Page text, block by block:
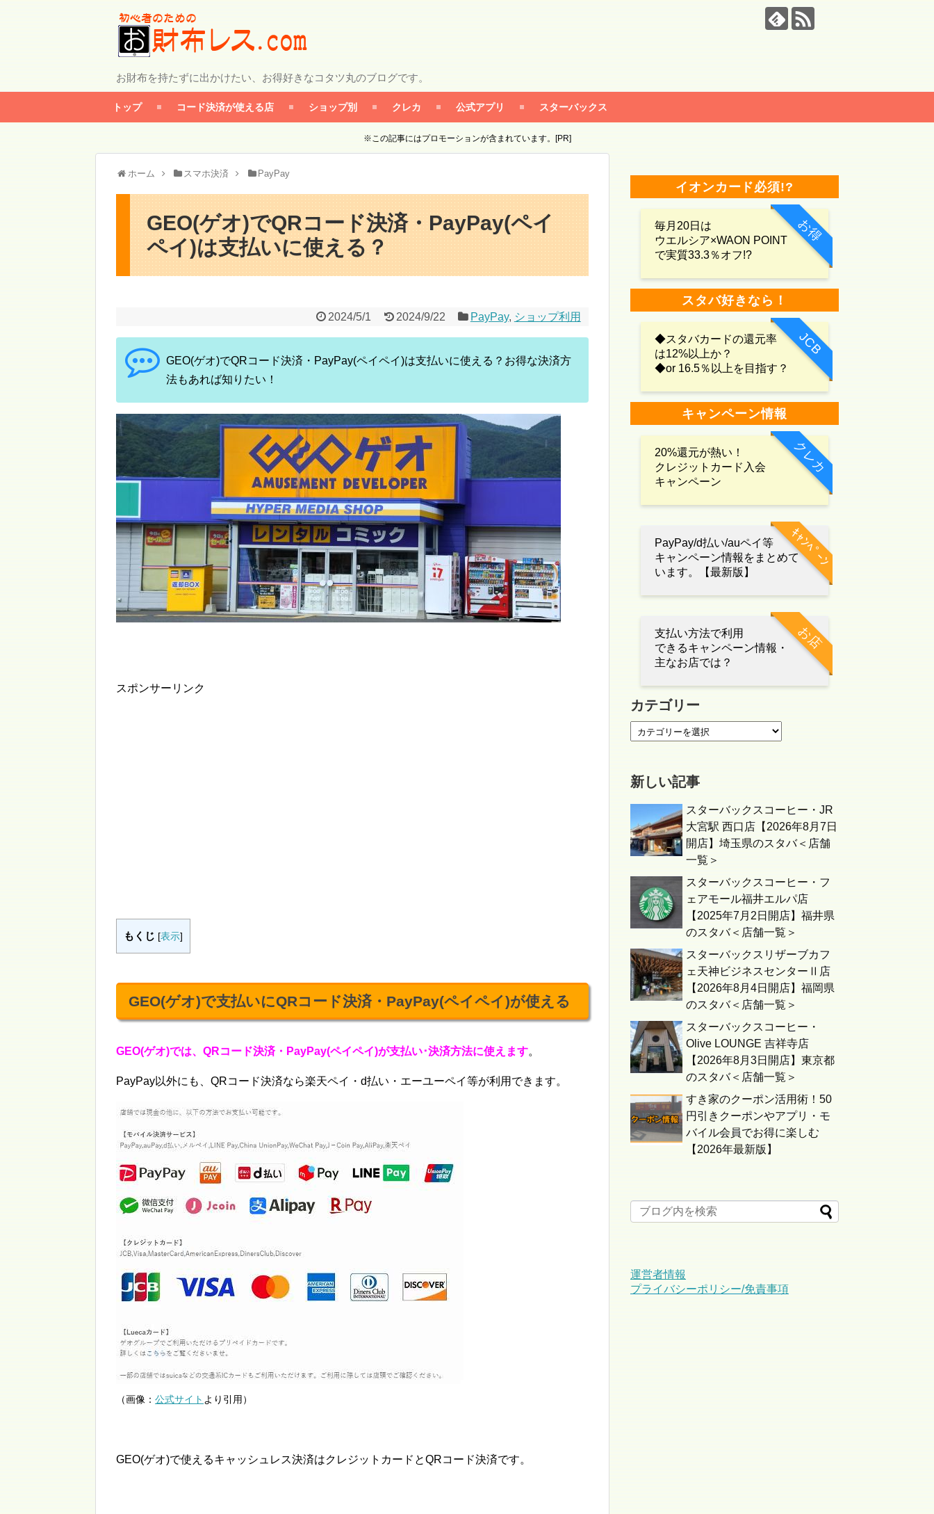
お財布を持たずに出かけたい、お得好きなコタツ丸のブログです。
トップ コード決済が使える店 ショップ別 クレカ 公式アプリ スターバックス
※この記事にはプロモーションが含まれています。[PR]
ホーム スマホ決済 PayPay
GEO(ゲオ)でQRコード決済・PayPay(ペイ
ペイ)は支払いに使える？
2024/5/1 2024/9/22 PayPay, ショップ利用
GEO(ゲオ)でQRコード決済・PayPay(ペイペイ)は支払いに使える？お得な決済方
法もあれば知りたい！
スポンサーリンク
もくじ [表示]
GEO(ゲオ)で支払いにQRコード決済・PayPay(ペイペイ)が使える
GEO(ゲオ)では、QRコード決済・PayPay(ペイペイ)が支払い･決済方法に使えます。
PayPay以外にも、QRコード決済なら楽天ペイ・d払い・エーユーペイ等が利用できます。
（画像： 公式サイト より引用）
GEO(ゲオ)で使えるキャッシュレス決済はクレジットカードとQRコード決済です。
イオンカード必須!?
お得
毎月20日は
ウエルシア×WAON POINT
で実質33.3％オフ!?
スタバ好きなら！
JCB
◆スタバカードの還元率
は12%以上か？
◆or 16.5％以上を目指す？
キャンペーン情報
クレカ
20%還元が熱い！
クレジットカード入会
キャンペーン
ｷｬﾝﾍﾟｰﾝ
PayPay/d払い/auペイ等
キャンペーン情報をまとめて
います。【最新版】
お店
支払い方法で利用
できるキャンペーン情報・
主なお店では？
カテゴリー
新しい記事
スターバックスコーヒー・JR
大宮駅 西口店【2026年8月7日
開店】埼玉県のスタバ＜店舗
一覧＞
スターバックスコーヒー・フ
ェアモール福井エルパ店
【2025年7月2日開店】福井県
のスタバ＜店舗一覧＞
スターバックスリザーブカフ
ェ天神ビジネスセンターⅡ店
【2026年8月4日開店】福岡県
のスタバ＜店舗一覧＞
スターバックスコーヒー・
Olive LOUNGE 吉祥寺店
【2026年8月3日開店】東京都
のスタバ＜店舗一覧＞
すき家のクーポン活用術！50
円引きクーポンやアプリ・モ
バイル会員でお得に楽しむ
【2026年最新版】
運営者情報
プライバシーポリシー/免責事項